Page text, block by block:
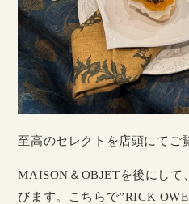
至高のセレクトを店頭にてご
MAISON＆OBJETを後にして
びます。こちらで”RICK